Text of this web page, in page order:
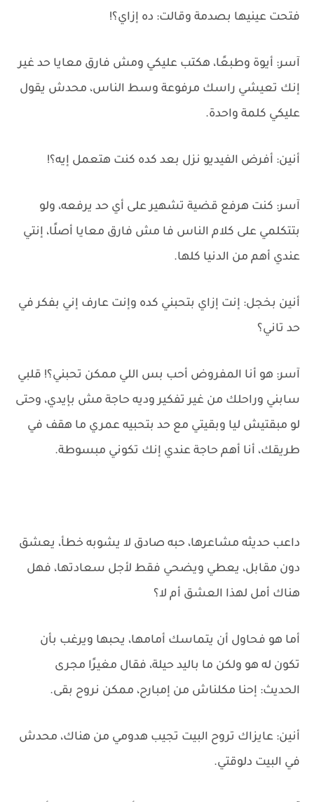
فتحت عينيها بصدمة وقالت: ده إزاي؟!
آسر: أيوة وطبعًا، هكتب عليكي ومش فارق معايا حد غير
إنك تعيشي راسك مرفوعة وسط الناس، محدش يقول
عليكي كلمة واحدة.
أنين: أفرض الفيديو نزل بعد كده كنت هتعمل إيه؟!
آسر: كنت هرفع قضية تشهير على أي حد يرفعه، ولو
بتتكلمي على كلام الناس فا مش فارق معايا أصلًا، إنتي
عندي أهم من الدنيا كلها.
أنين بخجل: إنت إزاي بتحبني كده وإنت عارف إني بفكر في
حد تاني؟
آسر: هو أنا المفروض أحب بس اللي ممكن تحبني؟! قلبي
سابني وراحلك من غير تفكير وديه حاجة مش بإيدي، وحتى
لو مبقتيش ليا وبقيتي مع حد بتحبيه عمري ما هقف في
طريقك، أنا أهم حاجة عندي إنك تكوني مبسوطة.
داعب حديثه مشاعرها، حبه صادق لا يشوبه خطأ، يعشق
دون مقابل، يعطي ويضحي فقط لأجل سعادتها، فهل
هناك أمل لهذا العشق أم لا؟
أما هو فحاول أن يتماسك أمامها، يحبها ويرغب بأن
تكون له هو ولكن ما باليد حيلة، فقال مغيرًا مجرى
الحديث: إحنا مكلناش من إمبارح، ممكن نروح بقى.
أنين: عايزاك تروح البيت تجيب هدومي من هناك، محدش
في البيت دلوقتي.